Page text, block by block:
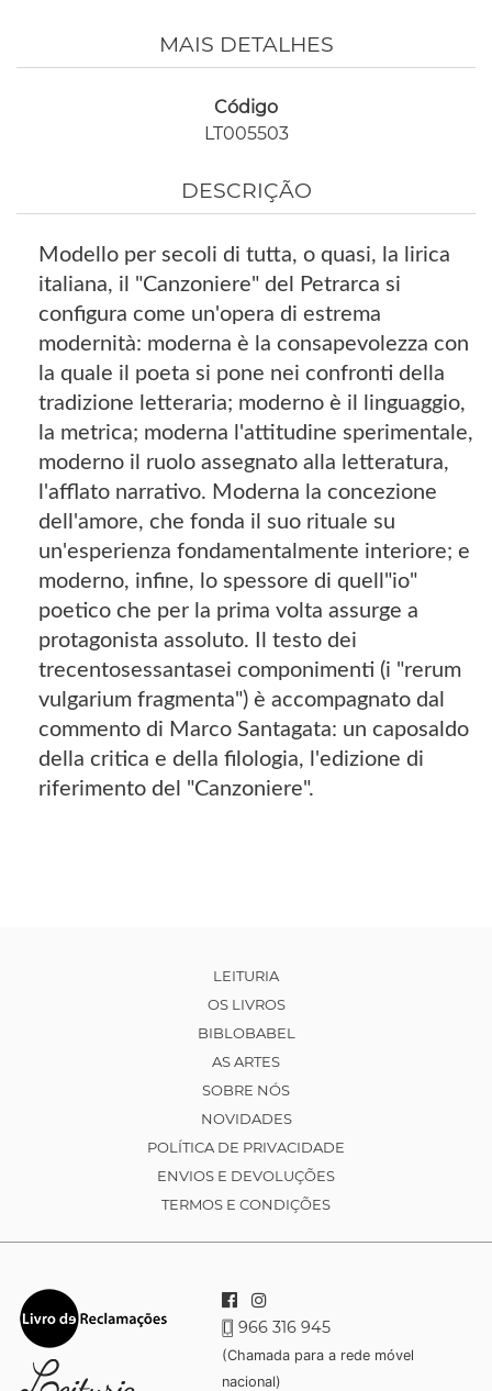
MAIS DETALHES
Código
LT005503
DESCRIÇÃO
Modello per secoli di tutta, o quasi, la lirica
italiana, il "Canzoniere" del Petrarca si
configura come un'opera di estrema
modernità: moderna è la consapevolezza con
la quale il poeta si pone nei confronti della
tradizione letteraria; moderno è il linguaggio,
la metrica; moderna l'attitudine sperimentale,
moderno il ruolo assegnato alla letteratura,
l'afflato narrativo. Moderna la concezione
dell'amore, che fonda il suo rituale su
un'esperienza fondamentalmente interiore; e
moderno, infine, lo spessore di quell"io"
poetico che per la prima volta assurge a
protagonista assoluto. Il testo dei
trecentosessantasei componimenti (i "rerum
vulgarium fragmenta") è accompagnato dal
commento di Marco Santagata: un caposaldo
della critica e della filologia, l'edizione di
riferimento del "Canzoniere".
LEITURIA
OS LIVROS
BIBLOBABEL
AS ARTES
SOBRE NÓS
NOVIDADES
POLÍTICA DE PRIVACIDADE
ENVIOS E DEVOLUÇÕES
TERMOS E CONDIÇÕES
966 316 945
(Chamada para a rede móvel
nacional)